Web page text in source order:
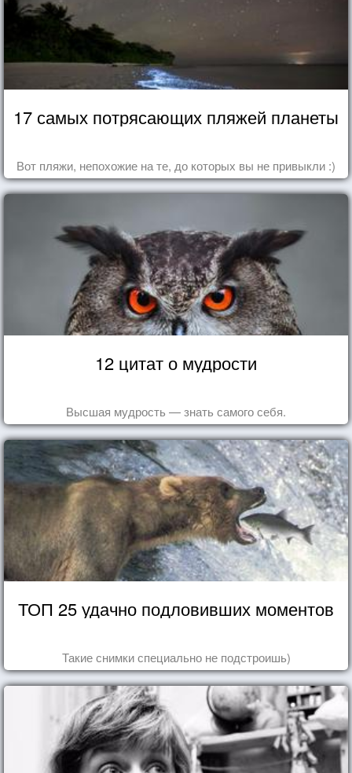
17 самых потрясающих пляжей планеты
Вот пляжи, непохожие на те, до которых вы не привыкли :)
12 цитат о мудрости
Высшая мудрость — знать самого себя.
ТОП 25 удачно подловивших моментов
Такие снимки специально не подстроишь)